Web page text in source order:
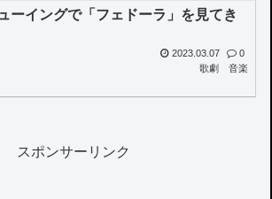
ーイングで「フェドーラ」を見てき
2023.03.07
0
歌劇
音楽
スポンサーリンク